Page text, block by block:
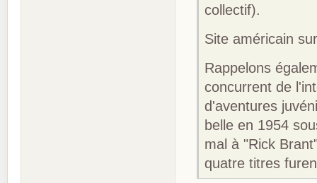
collectif).
Site américain
Rappelons
concurrent de
d'aventures
belle en 1954
mal à "Rick
quatre titres